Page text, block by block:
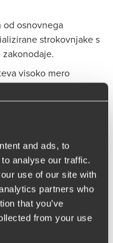
and ads, to
analyse our traffic.
use of our site with
partners who
that you’ve
from your use
od osnovnega
strokovnjake s
visoko mero
saj je končni
prejeme zaposleni.
potrebnih za
tudi po njenem
tem povezanega
za zaposlene,
o poslovodenju in